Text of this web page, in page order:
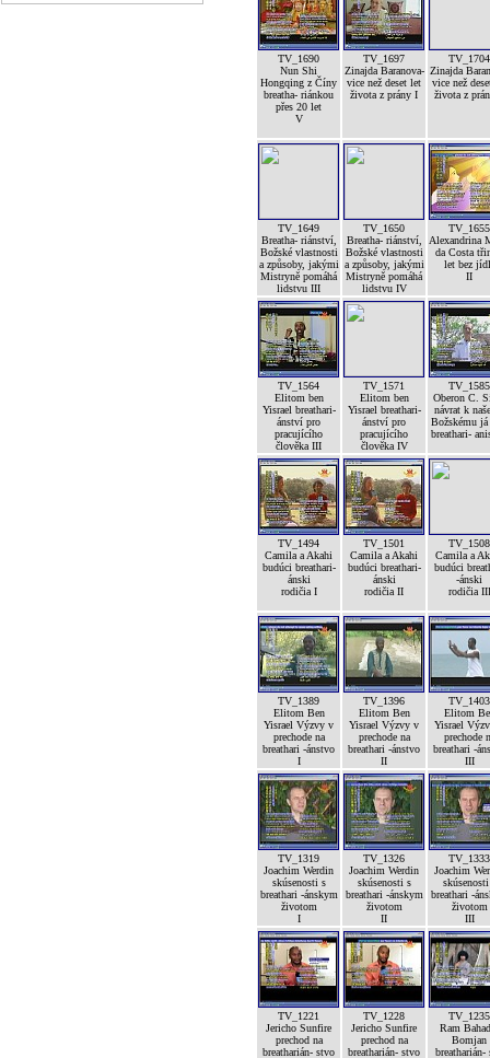
TV_1690
Nun Shi
Hongqing z Číny
breatha- riánkou
přes 20 let
V
TV_1697
Zinajda Baranova-
vice než deset let
života z prány I
TV_1704
Zinajda
vice než
života z
TV_1649
Breatha- riánství,
Božské vlastnosti
a způsoby, jakými
Mistryně pomáhá
lidstvu III
TV_1650
Breatha- riánství,
Božské vlastnosti
a způsoby, jakými
Mistryně pomáhá
lidstvu IV
TV_1655
Alexandrina
da Costa
let bez
II
TV_1564
Elitom ben
Yisrael breathari-
ánství pro
pracujícího
člověka III
TV_1571
Elitom ben
Yisrael breathari-
ánství pro
pracujícího
člověka IV
TV_1585
Oberon C.
návrat k
Božskému já
breathari-
TV_1494
Camila a Akahi
budúci breathari-
ánski
rodičia I
TV_1501
Camila a Akahi
budúci breathari-
ánski
rodičia II
TV_1508
Camila a
budúci
-ánski
rodičia III
TV_1389
Elitom Ben
Yisrael Výzvy v
prechode na
breathari -ánstvo
I
TV_1396
Elitom Ben
Yisrael Výzvy v
prechode na
breathari -ánstvo
II
TV_1403
Elitom
Yisrael
prechode
breathari -
III
TV_1319
Joachim Werdin
skúsenosti s
breathari -ánskym
životom
I
TV_1326
Joachim Werdin
skúsenosti s
breathari -ánskym
životom
II
TV_1333
Joachim
breathari -
životom
III
TV_1221
Jericho Sunfire
prechod na
breatharián- stvo
TV_1228
Jericho Sunfire
prechod na
breatharián- stvo
TV_1235
Ram
Bomjan
breatharián-